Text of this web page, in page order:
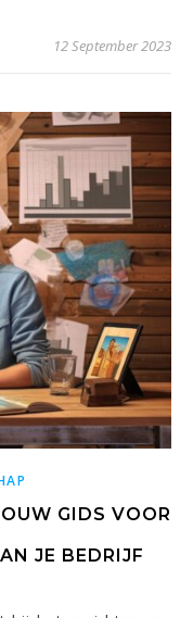
12 September 2023
GIDS VOOR
JE BEDRIJF